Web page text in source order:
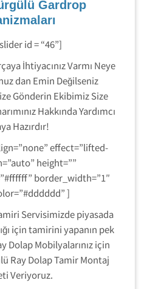
Gardrop
id = “46”]
İhtiyacınız Varmı Neye
dan Emin Değilseniz
Gönderin Ekibimiz Size
Hakkında Yardımcı
Hazırdır!
effect=”lifted-
height=””
border_width=”1″
]
Servisimizde piyasada
için tamirini yapanın pek
Dolap Mobilyalarınız için
Ray Dolap Tamir Montaj
Veriyoruz.